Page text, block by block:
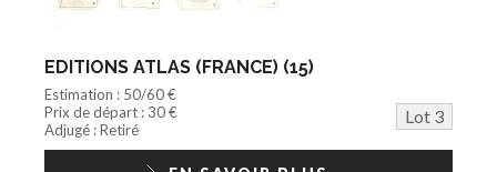
EDITIONS ATLAS (FRANCE) (15)
Estimation : 50/60 €
Prix de départ : 30 €
Lot 3
Adjugé : Retiré